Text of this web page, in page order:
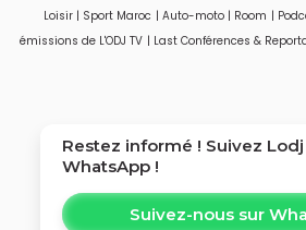
Loisir | Sport Maroc | Auto-moto | Room |
émissions de L'ODJ TV | Last Conférences &
Restez informé ! Suivez Lodj
WhatsApp !
Suivez-nous sur